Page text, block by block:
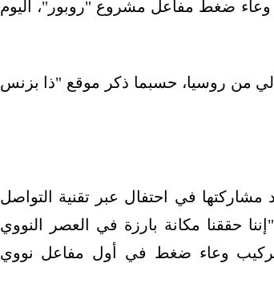
وعاء ضغط مفاعل مشروع "روبور"، اليوم
من روسيا، حسبما ذكر موقع "ذا بزنس
مشاركتها في احتفال عبر تقنية التواصل
حققنا مكانة بارزة في العصر النووي
تركيب وعاء ضغط في أول مفاعل نووي